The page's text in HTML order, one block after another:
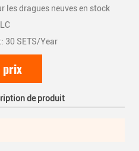
les dragues neuves en stock
30 SETS/Year
prix
de produit